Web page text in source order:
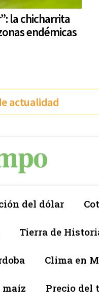
la chicharrita
endémicas
actualidad
del dólar
Tierra de
Clima en
maíz Precio del